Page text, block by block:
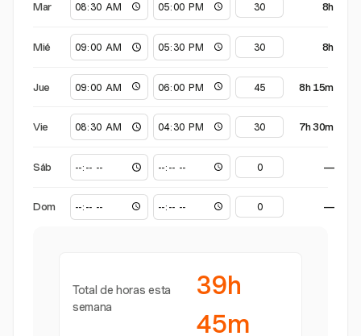
Mar 8h
Mié 8h
Jue 8h 15m
Vie 7h 30m
Sáb —
Dom —
Total de horas esta
semana
39h
45m